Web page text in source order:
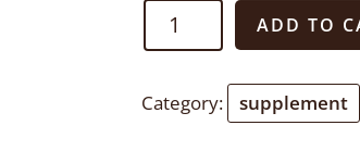
AminOpass
quantity
ADD TO
Category: supplement